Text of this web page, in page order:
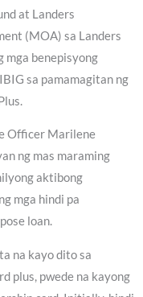
at Landers
(MOA) sa Landers
mga benepisyong
sa pamamagitan ng
Officer Marilene
ng mas maraming
aktibong
mga hindi pa
loan.
na kayo dito sa
plus, pwede na kayong